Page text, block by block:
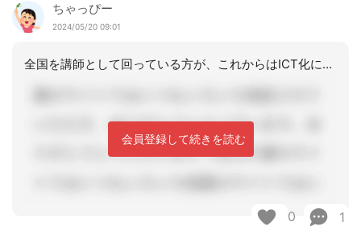
ちゃっぴー
2024/05/20 09:01
全国を講師として回っている方が、これからはICT化についていく必要があるけれど、
会員登録して続きを読む
0 1